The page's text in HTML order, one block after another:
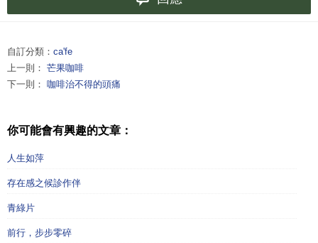
自訂分類： ca'fe
上一則： 芒果咖啡
下一則： 咖啡治不得的頭痛
你可能會有興趣的文章：
人生如萍
存在感之候診作伴
青綠片
前行，步步零碎